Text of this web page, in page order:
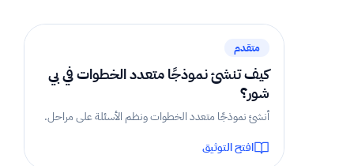
متقدم
كيف تنشئ نموذجًا متعدد الخطوات في بي
شور؟
أنشئ نموذجًا متعدد الخطوات ونظم الأسئلة على مراحل.
افتح التوثيق